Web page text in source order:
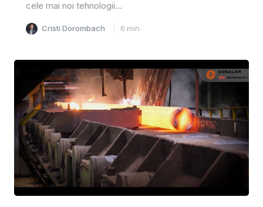
cele mai noi tehnologii...
Cristi Dorombach 6 min